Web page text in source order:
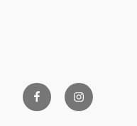
Facebook
Ig